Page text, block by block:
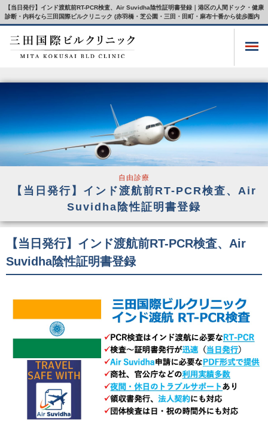
【当日発行】インド渡航前RT-PCR検査、Air Suvidha陰性証明書登録｜港区の人間ドック・健康
診断・内科なら三田国際ビルクリニック (赤羽橋・芝公園・三田・田町・麻布十番から徒歩圏内
自由診療
【当日発行】インド渡航前RT-PCR検査、Air
Suvidha陰性証明書登録
【当日発行】インド渡航前RT-PCR検査、Air
Suvidha陰性証明書登録